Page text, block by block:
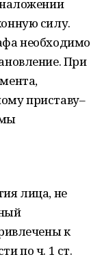
силу.
необходимо
При
приставу–
лица, не
к
по ч. 1 ст.